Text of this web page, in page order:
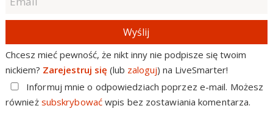
Wyślij
Chcesz mieć pewność, że nikt inny nie podpisze się twoim
nickiem? Zarejestruj się (lub zaloguj) na LiveSmarter!
Informuj mnie o odpowiedziach poprzez e-mail. Możesz
również subskrybowaćwpis bez zostawiania komentarza.